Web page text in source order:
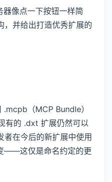
像点一下按钮一样简
，并给出打造优秀扩展的
（MCP Bundle）
有的 .dxt 扩展仍然可以
者在今后的新扩展中使用
——这仅是命名约定的更